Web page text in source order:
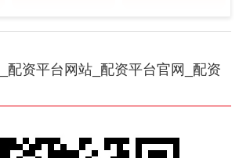
配资平台网站_配资平台官网_配资